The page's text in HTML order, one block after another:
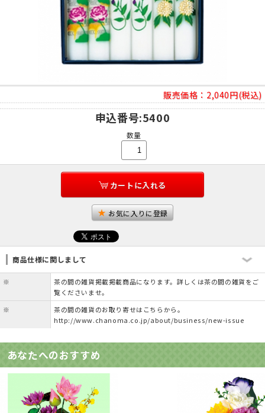
販売価格： 2,040円(税込)
申込番号:5400
数量
カートに入れる
お気に入りに登録
商品仕様に関しまして
※
茶の間の雑貨掲載掲載商品になります。詳しくは茶の間の雑貨をご
覧くださいませ。
※
茶の間の雑貨のお取り寄せはこちらから。
http://www.chanoma.co.jp/about/business/new-issue
あなたへのおすすめ